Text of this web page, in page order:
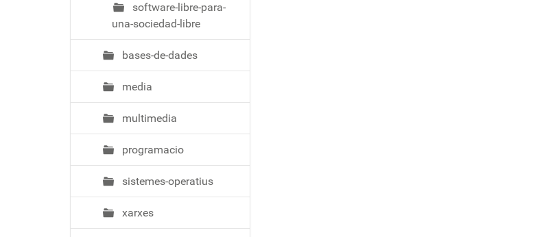
software-libre-para-
una-sociedad-libre
bases-de-dades
media
multimedia
programacio
sistemes-operatius
xarxes